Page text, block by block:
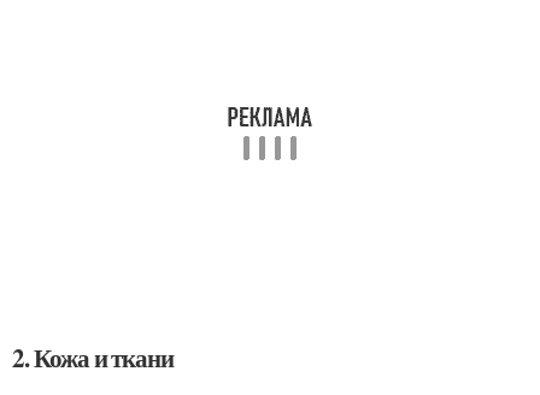
2. Кожа и ткани